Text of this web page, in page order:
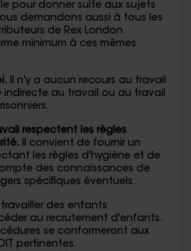
pour donner suite aux sujets
demandons aussi à tous les
de Rex London
minimum à ces mêmes
Il n'y a aucun recours au travail
indirecte au travail ou au travail
respectent les règles
Il convient de fournir un
les règles d'hygiène et de
des connaissances de
spécifiques éventuels.
des enfants
au recrutement d'enfants.
se conformeront aux
pertinentes.